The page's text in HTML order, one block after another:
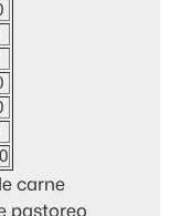
carne
pastoreo